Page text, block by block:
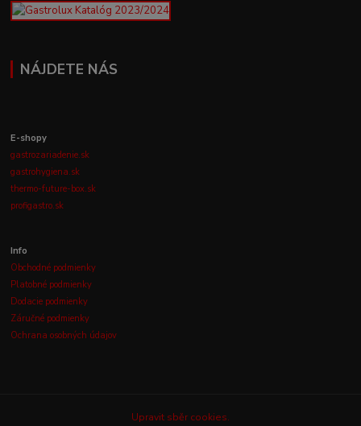
NÁJDETE NÁS
E-shopy
gastrozariadenie.sk
gastrohygiena.sk
thermo-future-box.sk
profigastro.sk
Info
Obchodné podmienky
Platobné podmienky
Dodacie podmienky
Záručné podmienky
Ochrana osobných údajov
Upravit sběr cookies.